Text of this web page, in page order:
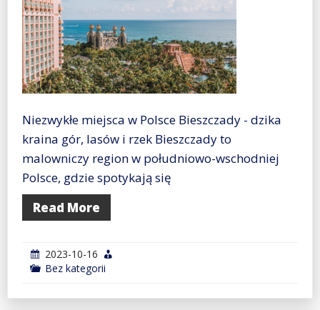
Niezwykłe miejsca w Polsce Bieszczady - dzika
kraina gór, lasów i rzek Bieszczady to
malowniczy region w południowo-wschodniej
Polsce, gdzie spotykają się
Read More
2023-10-16
Bez kategorii